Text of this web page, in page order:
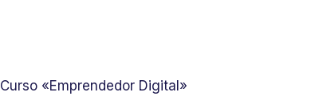
Curso «Emprendedor Digital»